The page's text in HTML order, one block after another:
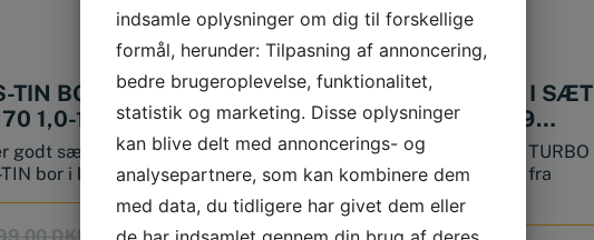
TIN BORSÆT
1,0-10,0 MM (170
godt sæt med 170 stk
bor i kassette TiN-be...
Original
Current
TURBO STEP BOR I SÆT
1-10 MM HSS-G (19
DELE)
Bohrcraft Spiralborsæt TURBO
STEP med tringeometri fra
Ø2,...
indsamle oplysninger om dig til forskellige
formål, herunder: Tilpasning af annoncering,
bedre brugeroplevelse, funktionalitet,
statistik og marketing. Disse oplysninger
kan blive delt med annoncerings- og
analysepartnere, som kan kombinere dem
med data, du tidligere har givet dem eller